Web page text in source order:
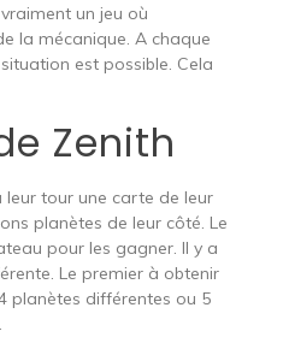
vraiment un jeu où
la mécanique. A chaque
est possible. Cela
Zenith
leur tour une carte de leur
planètes de leur côté. Le
pour les gagner. Il y a
Le premier à obtenir
planètes différentes ou 5